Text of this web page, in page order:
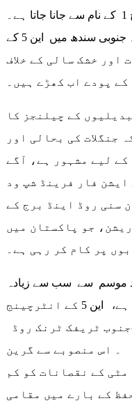
''گو گرین پاکستان، یونان چیپٹر، پیج 1 کے نام سے جانا جاتا ہے۔
حال ہی میں حتمی شکل دی گئی ہے۔ جنوبی سندھ میں این 5 کے
اور خشک سالی کے خلاف
پودے اب کھڑے ہیں۔
کے چیلنجز کا
جنگلات کی بحالی اور
لیے مشہور ہے، آگے
فار فرینڈ شپ ود
سنی روڈ اینڈ برج کے
جو پاکستان میں
پر کام کر رہی ہے۔
موسم سے سب سے زیادہ
متاثر ہونے والے علاقوں میں سے ایک ہے، این 5 کے انٹرچینج
ٹریفک ٹرنک روڈ
اس منصوبے سے گرین
کے نقصانات کو کم
کے بارے میں مقامی